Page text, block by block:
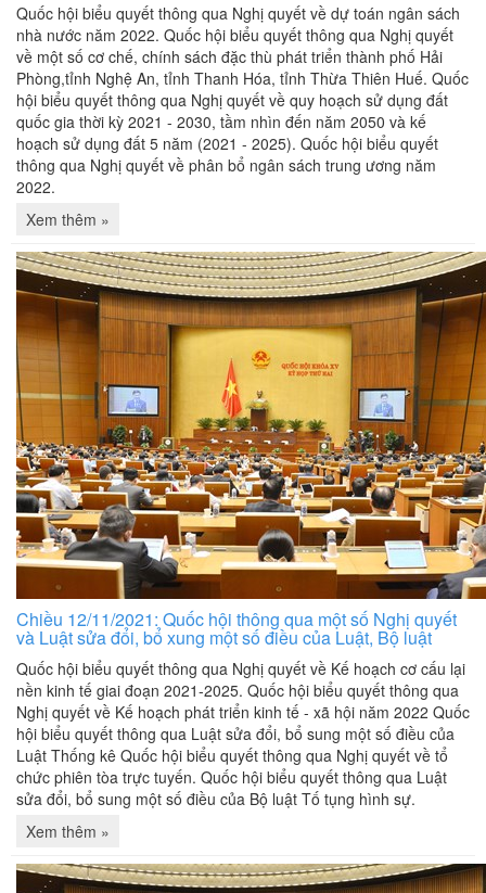
Quốc hội biểu quyết thông qua Nghị quyết về dự toán ngân sách
nhà nước năm 2022. Quốc hội biểu quyết thông qua Nghị quyết
về một số cơ chế, chính sách đặc thù phát triển thành phố Hải
Phòng,tỉnh Nghệ An, tỉnh Thanh Hóa, tỉnh Thừa Thiên Huế. Quốc
hội biểu quyết thông qua Nghị quyết về quy hoạch sử dụng đất
quốc gia thời kỳ 2021 - 2030, tầm nhìn đến năm 2050 và kế
hoạch sử dụng đất 5 năm (2021 - 2025). Quốc hội biểu quyết
thông qua Nghị quyết về phân bổ ngân sách trung ương năm
2022.
Xem thêm »
Chiều 12/11/2021: Quốc hội thông qua một số Nghị quyết
và Luật sửa đổi, bổ xung một số điều của Luật, Bộ luật
Quốc hội biểu quyết thông qua Nghị quyết về Kế hoạch cơ cấu lại
nền kinh tế giai đoạn 2021-2025. Quốc hội biểu quyết thông qua
Nghị quyết về Kế hoạch phát triển kinh tế - xã hội năm 2022 Quốc
hội biểu quyết thông qua Luật sửa đổi, bổ sung một số điều của
Luật Thống kê Quốc hội biểu quyết thông qua Nghị quyết về tổ
chức phiên tòa trực tuyến. Quốc hội biểu quyết thông qua Luật
sửa đổi, bổ sung một số điều của Bộ luật Tố tụng hình sự.
Xem thêm »